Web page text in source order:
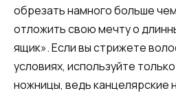
обрезать намного больше
отложить свою мечту о
ящик». Если вы стрижете
условиях, используйте
ножницы, ведь канцелярские